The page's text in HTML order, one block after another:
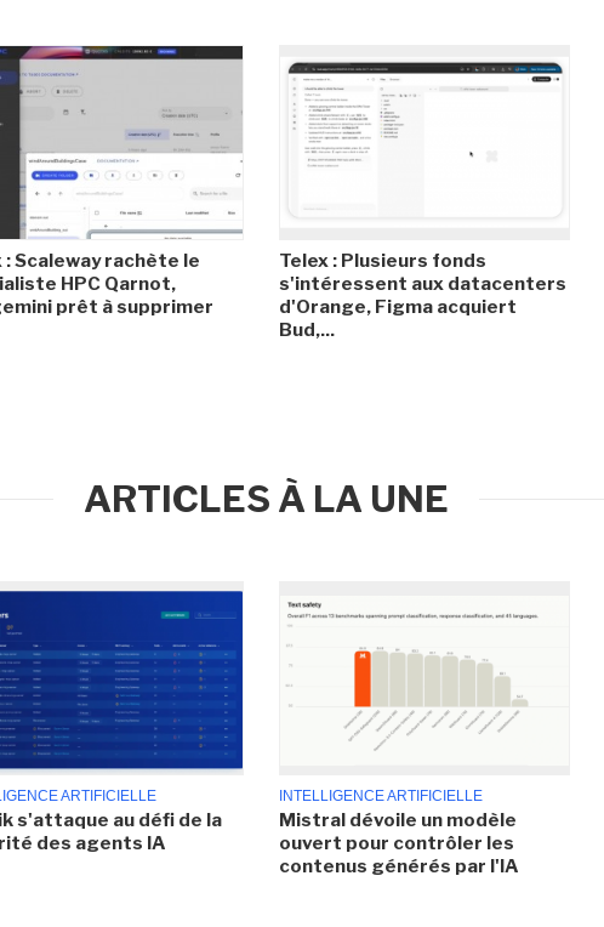
: Scaleway rachète le
HPC Qarnot,
prêt à supprimer
Telex : Plusieurs fonds
s'intéressent aux datacenters
d'Orange, Figma acquiert
Bud,...
ARTICLES À LA UNE
ARTIFICIELLE
s'attaque au défi de la
des agents IA
INTELLIGENCE ARTIFICIELLE
Mistral dévoile un modèle
ouvert pour contrôler les
contenus générés par l'IA